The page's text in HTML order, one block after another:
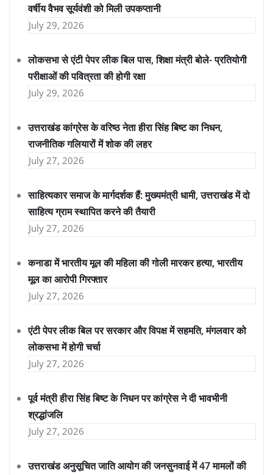
वर्षीय वैभव सूर्यवंशी को मिली उपकप्तानी
July 29, 2026
लोकसभा से एंटी पेपर लीक बिल पास, शिक्षा मंत्री बोले- प्रतियोगी
परीक्षाओं की पवित्रता की होगी रक्षा
July 29, 2026
उत्तराखंड कांग्रेस के वरिष्ठ नेता हीरा सिंह बिष्ट का निधन,
राजनीतिक गलियारों में शोक की लहर
July 27, 2026
साहित्यकार समाज के मार्गदर्शक हैं: मुख्यमंत्री धामी, उत्तराखंड में दो
साहित्य ग्राम स्थापित करने की तैयारी
July 27, 2026
कनाडा में भारतीय मूल की महिला की गोली मारकर हत्या, भारतीय
मूल का आरोपी गिरफ्तार
July 27, 2026
एंटी पेपर लीक बिल पर सरकार और विपक्ष में सहमति, मंगलवार को
लोकसभा में होगी चर्चा
July 27, 2026
पूर्व मंत्री हीरा सिंह बिष्ट के निधन पर कांग्रेस ने दी भावभीनी
श्रद्धांजलि
July 27, 2026
उत्तराखंड अनुसूचित जाति आयोग की जनसुनवाई में 47 मामलों की